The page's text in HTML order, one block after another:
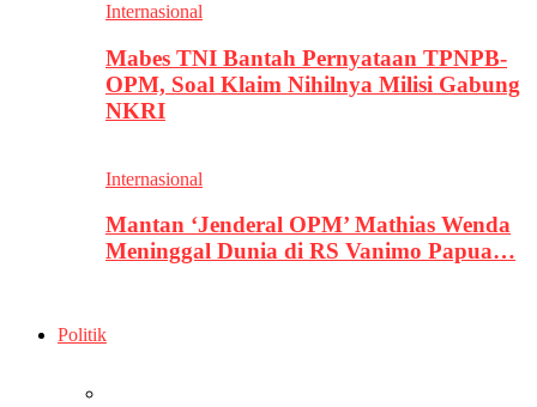
Internasional
Mabes TNI Bantah Pernyataan TPNPB-
OPM, Soal Klaim Nihilnya Milisi Gabung
NKRI
Internasional
Mantan ‘Jenderal OPM’ Mathias Wenda
Meninggal Dunia di RS Vanimo Papua…
Politik